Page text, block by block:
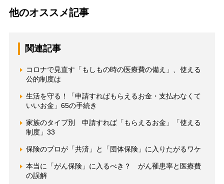
他のオススメ記事
関連記事
コロナで見直す「もしもの時の医療費の備え」、使える
公的制度は
生活を守る！「申請すればもらえるお金・支払わなくて
いいお金」65の手続き
家族のタイプ別 申請すれば「もらえるお金」「使える
制度」33
保険のプロが「共済」と「団体保険」に入りたがるワケ
本当に「がん保険」に入るべき？ がん罹患率と医療費
の誤解